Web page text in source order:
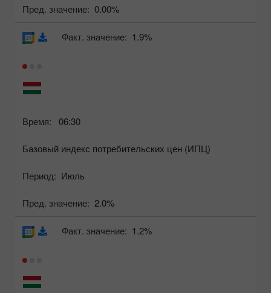
Пред. значение: 0.00%
Время: 06:30
Базовый индекс потребительских цен (ИПЦ)
Период: Июль
Пред. значение: 2.0%
Факт. значение: 1.9%
Факт. значение: 1.2%